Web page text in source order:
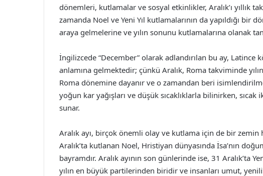
dönemleri, kutlamalar ve sosyal etkinlikler, Aralık’ı yıllık
zamanda Noel ve Yeni Yıl kutlamalarının da yapıldığı bir
araya gelmelerine ve yılın sonunu kutlamalarına olanak
İngilizcede “December” olarak adlandırılan bu ay, Latince
anlamına gelmektedir; çünkü Aralık, Roma takviminde
Roma dönemine dayanır ve o zamandan beri
yoğun kar yağışları ve düşük sıcaklıklarla bilinirken,
sunar.
Aralık ayı, birçok önemli olay ve kutlama için de bir zemin
Aralık’ta kutlanan Noel, Hristiyan dünyasında İsa’nın
bayramdır. Aralık ayının son günlerinde ise, 31 Aralık’ta
yılın en büyük partilerinden biridir ve insanları umut,